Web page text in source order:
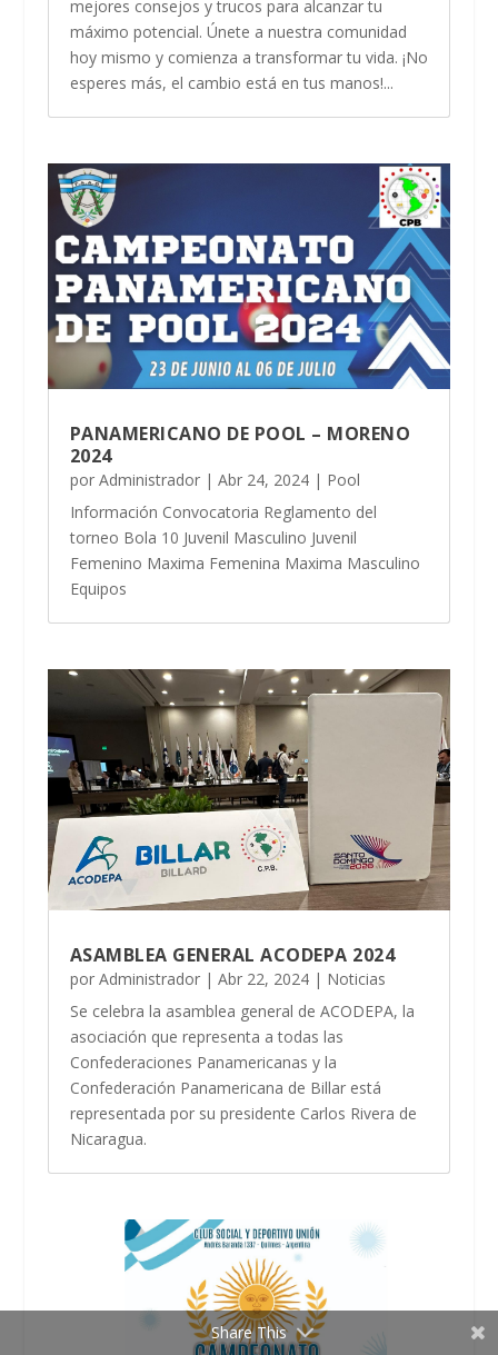
mejores consejos y trucos para alcanzar tu
máximo potencial. Únete a nuestra comunidad
hoy mismo y comienza a transformar tu vida. ¡No
esperes más, el cambio está en tus manos!...
PANAMERICANO DE POOL – MORENO
2024
por Administrador| Abr 24, 2024| Pool
Información Convocatoria Reglamento del
torneo Bola 10 Juvenil Masculino Juvenil
Femenino Maxima Femenina Maxima Masculino
Equipos
ASAMBLEA GENERAL ACODEPA 2024
por Administrador| Abr 22, 2024| Noticias
Se celebra la asamblea general de ACODEPA, la
asociación que representa a todas las
Confederaciones Panamericanas y la
Confederación Panamericana de Billar está
representada por su presidente Carlos Rivera de
Nicaragua.
Share This